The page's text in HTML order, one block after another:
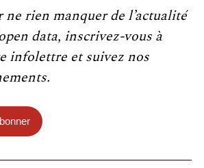
ne rien manquer de l’actualité
data, inscrivez-vous à
infolettre et suivez nos